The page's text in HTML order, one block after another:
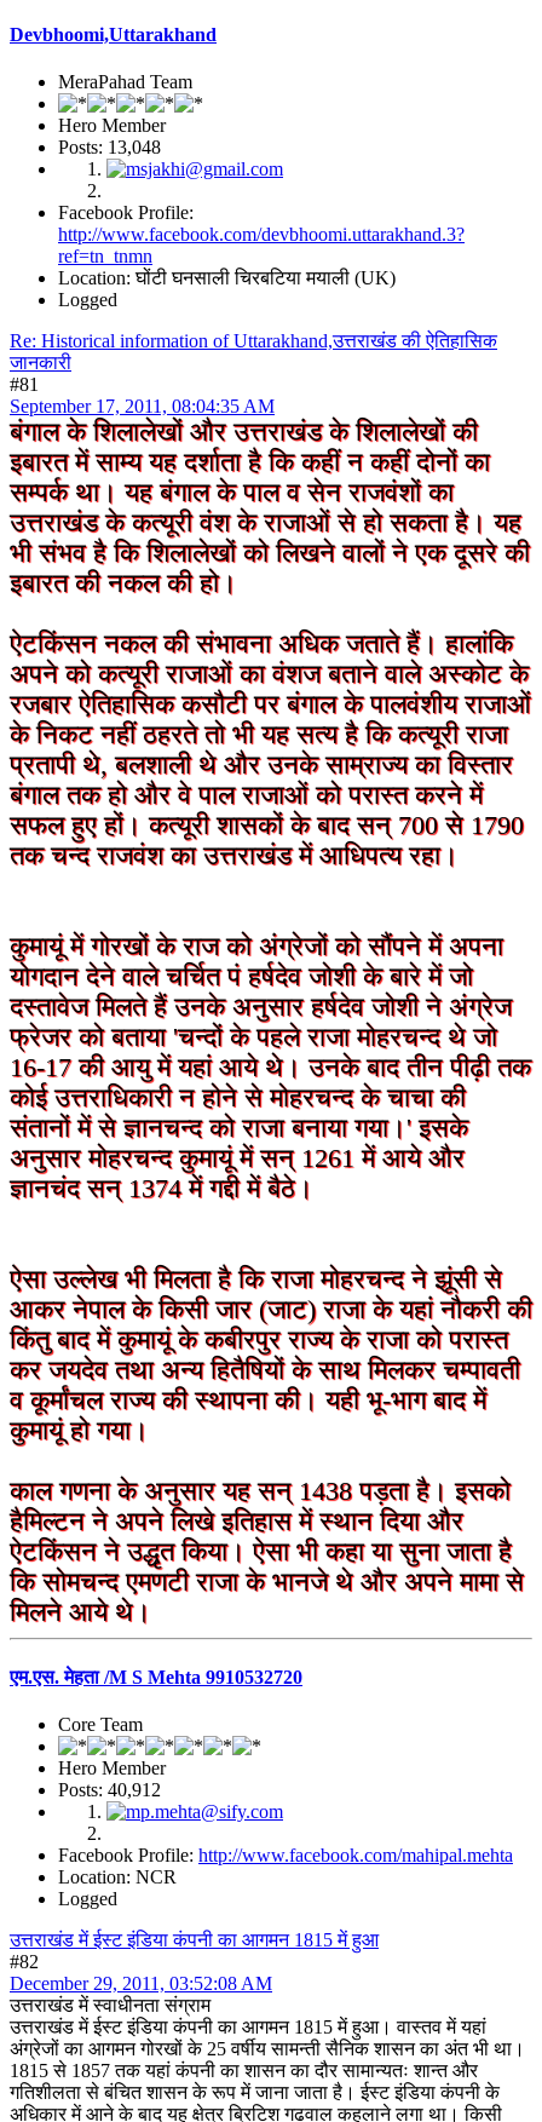
Devbhoomi,Uttarakhand
MeraPahad Team
Hero Member
Posts: 13,048
Facebook Profile:
http://www.facebook.com/devbhoomi.uttarakhand.3?
ref=tn_tnmn
Location: घोंटी घनसाली चिरबटिया मयाली (UK)
Logged
Re: Historical information of Uttarakhand,उत्तराखंड की ऐतिहासिक
जानकारी
#81
September 17, 2011, 08:04:35 AM
बंगाल के शिलालेखों और उत्तराखंड के शिलालेखों की
इबारत में साम्य यह दर्शाता है कि कहीं न कहीं दोनों का
सम्पर्क था। यह बंगाल के पाल व सेन राजवंशों का
उत्तराखंड के कत्यूरी वंश के राजाओं से हो सकता है। यह
भी संभव है कि शिलालेखों को लिखने वालों ने एक दूसरे की
इबारत की नकल की हो।
ऐटकिंसन नकल की संभावना अधिक जताते हैं। हालांकि
अपने को कत्यूरी राजाओं का वंशज बताने वाले अस्कोट के
रजबार ऐतिहासिक कसौटी पर बंगाल के पालवंशीय राजाओं
के निकट नहीं ठहरते तो भी यह सत्य है कि कत्यूरी राजा
प्रतापी थे, बलशाली थे और उनके साम्राज्य का विस्‍तार
बंगाल तक हो और वे पाल राजाओं को परास्त करने में
सफल हुए हों। कत्यूरी शासकों के बाद सन् 700 से 1790
तक चन्द राजवंश का उत्तराखंड में आधिपत्य रहा।
कुमायूं में गोरखों के राज को अंग्रेजों को सौंपने में अपना
योगदान देने वाले चर्चित पं हर्षदेव जोशी के बारे में जो
दस्तावेज मिलते हैं उनके अनुसार हर्षदेव जोशी ने अंग्रेज
फ्रेजर को बताया 'चन्दों के पहले राजा मोहरचन्द थे जो
16-17 की आयु में यहां आये थे। उनके बाद तीन पीढ़ी तक
कोई उत्तराधिकारी न होने से मोहरचन्द के चाचा की
संतानों में से ज्ञानचन्द को राजा बनाया गया।' इसके
अनुसार मोहरचन्द कुमायूं में सन् 1261 में आये और
ज्ञानचंद सन् 1374 में गद्दी में बैठे।
ऐसा उल्लेख भी मिलता है कि राजा मोहरचन्द ने झूंसी से
आकर नेपाल के किसी जार (जाट) राजा के यहां नौकरी की
किंतु बाद में कुमायूं के कबीरपुर राज्य के राजा को परास्त
कर जयदेव तथा अन्य हितैषियों के साथ मिलकर चम्पावती
व कूर्मांचल राज्य की स्थापना की। यही भू-भाग बाद में
कुमायूं हो गया।
काल गणना के अनुसार यह सन् 1438 पड़ता है। इसको
हैमिल्टन ने अपने लिखे इतिहास में स्थान दिया और
ऐटकिंसन ने उद्धृत किया। ऐसा भी कहा या सुना जाता है
कि सोमचन्द एमणटी राजा के भानजे थे और अपने मामा से
मिलने आये थे।
एम.एस. मेहता /M S Mehta 9910532720
Core Team
Hero Member
Posts: 40,912
Facebook Profile: http://www.facebook.com/mahipal.mehta
Location: NCR
Logged
उत्तराखंड में ईस्ट इंडिया कंपनी का आगमन 1815 में हुआ
#82
December 29, 2011, 03:52:08 AM
उत्तराखंड में स्वाधीनता संग्राम
उत्तराखंड में ईस्ट इंडिया कंपनी का आगमन 1815 में हुआ। वास्तव में यहां
अंग्रेजों का आगमन गोरखों के 25 वर्षीय सामन्ती सैनिक शासन का अंत भी था।
1815 से 1857 तक यहां कंपनी का शासन का दौर सामान्यतः शान्त और
गतिशीलता से बंचित शासन के रूप में जाना जाता है। ईस्ट इंडिया कंपनी के
अधिकार में आने के बाद यह क्षेत्र ब्रिटिश गढवाल कहलाने लगा था। किसी